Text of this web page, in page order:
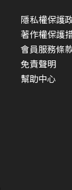
隱私權保護
著作權保護
會員服務條
免責聲明
幫助中心